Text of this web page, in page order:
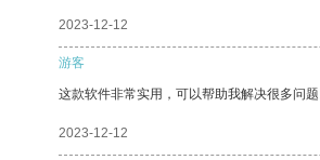
2023-12-12
游客
这款软件非常实用，可以帮助我解决很多问
2023-12-12